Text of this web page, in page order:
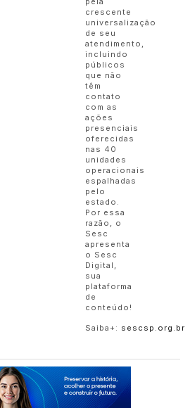
crescente
universalização
de seu
atendimento,
incluindo
públicos
que não
têm
contato
com as
ações
presenciais
oferecidas
nas 40
unidades
operacionais
espalhadas
pelo
estado.
Por essa
razão, o
Sesc
apresenta
o Sesc
Digital,
sua
plataforma
de
conteúdo!
Saiba+: sescsp.org.br